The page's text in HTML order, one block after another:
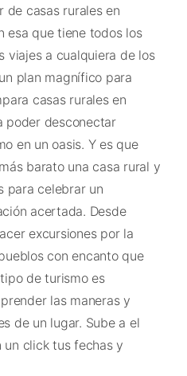
de casas rurales en
esa que tiene todos los
viajes a cualquiera de los
plan magnífico para
casas rurales en
poder desconectar
en un oasis. Y es que
barato una casa rural y
para celebrar un
acertada. Desde
excursiones por la
con encanto que
de turismo es
las maneras y
de un lugar. Sube a el
un click tus fechas y